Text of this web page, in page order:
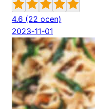
4.6 (22 ocen)
2023-11-01